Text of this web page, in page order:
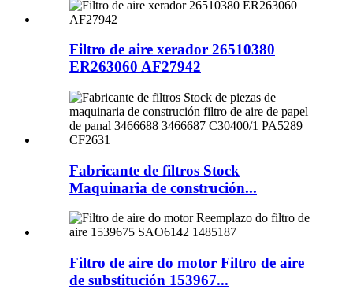
Filtro de aire xerador 26510380
ER263060 AF27942
Fabricante de filtros Stock
Maquinaria de construción...
Filtro de aire do motor Filtro de aire
de substitución 153967...